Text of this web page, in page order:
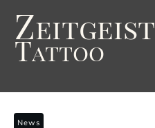
Zeitgeist
Tattoo
News